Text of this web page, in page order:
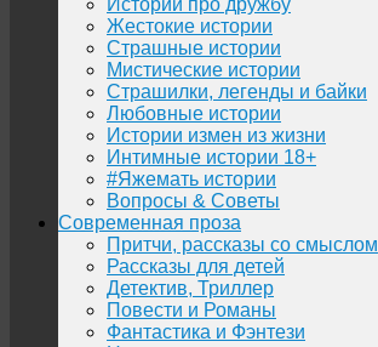
Истории про дружбу
Жестокие истории
Страшные истории
Мистические истории
Страшилки, легенды и байки
Любовные истории
Истории измен из жизни
Интимные истории 18+
#Яжемать истории
Вопросы & Советы
Современная проза
Притчи, рассказы со смыслом
Рассказы для детей
Детектив, Триллер
Повести и Романы
Фантастика и Фэнтези